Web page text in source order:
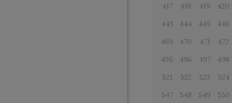
417
418 419 420
443
444 445 446
469
470 471 472
495
496 497 498
521
522 523 524
547
548 549 550